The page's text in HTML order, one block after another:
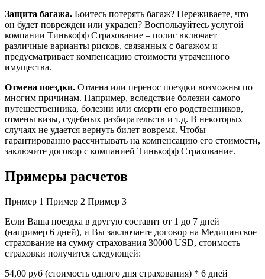
Защита багажа. Боитесь потерять багаж? Переживаете, что
он будет поврежден или украден? Воспользуйтесь услугой
компании Тинькофф Страхование – полис включает
различные варианты рисков, связанных с багажом и
предусматривает компенсацию стоимости утраченного
имущества.
Отмена поездки. Отмена или перенос поездки возможны по
многим причинам. Например, вследствие болезни самого
путешественника, болезни или смерти его родственников,
отмены визы, судебных разбирательств и т.д. В некоторых
случаях не удается вернуть билет вовремя. Чтобы
гарантированно рассчитывать на компенсацию его стоимости,
заключите договор с компанией Тинькофф Страхование.
Примеры расчетов
Пример 1 Пример 2 Пример 3
Если Ваша поездка в другую составит от 1 до 7 дней
(например 6 дней), и Вы заключаете договор на Медицинское
страхование на сумму страхования 30000 USD, стоимость
страховки получится следующей:
54,00 руб (стоимость одного дня страхования) * 6 дней =